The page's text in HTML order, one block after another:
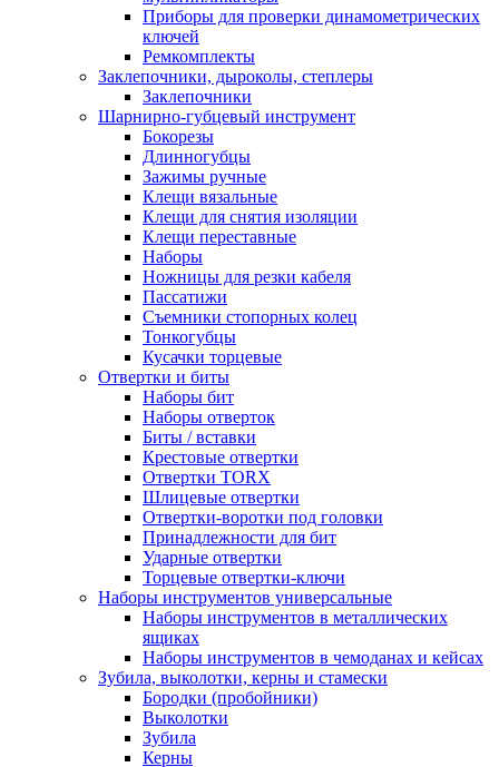
Приборы для проверки динамометрических
ключей
Ремкомплекты
Заклепочники, дыроколы, степлеры
Заклепочники
Шарнирно-губцевый инструмент
Бокорезы
Длинногубцы
Зажимы ручные
Клещи вязальные
Клещи для снятия изоляции
Клещи переставные
Наборы
Ножницы для резки кабеля
Пассатижи
Съемники стопорных колец
Тонкогубцы
Кусачки торцевые
Отвертки и биты
Наборы бит
Наборы отверток
Биты / вставки
Крестовые отвертки
Отвертки TORX
Шлицевые отвертки
Отвертки-воротки под головки
Принадлежности для бит
Ударные отвертки
Торцевые отвертки-ключи
Наборы инструментов универсальные
Наборы инструментов в металлических
ящиках
Наборы инструментов в чемоданах и кейсах
Зубила, выколотки, керны и стамески
Бородки (пробойники)
Выколотки
Зубила
Керны